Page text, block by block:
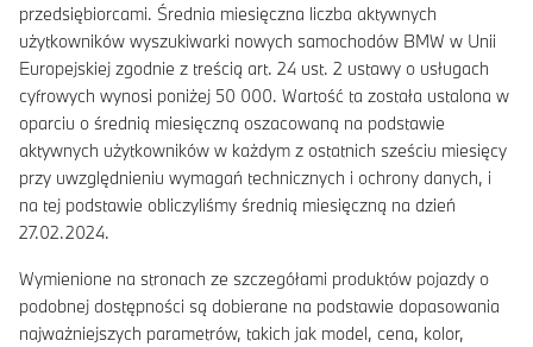
przedsiębiorcami. Średnia miesięczna liczba aktywnych
użytkowników wyszukiwarki nowych samochodów BMW w Unii
Europejskiej zgodnie z treścią art. 24 ust. 2 ustawy o usługach
cyfrowych wynosi poniżej 50 000. Wartość ta została ustalona w
oparciu o średnią miesięczną oszacowaną na podstawie
aktywnych użytkowników w każdym z ostatnich sześciu miesięcy
przy uwzględnieniu wymagań technicznych i ochrony danych, i
na tej podstawie obliczyliśmy średnią miesięczną na dzień
27.02.2024.
Wymienione na stronach ze szczegółami produktów pojazdy o
podobnej dostępności są dobierane na podstawie dopasowania
najważniejszych parametrów, takich jak model, cena, kolor,